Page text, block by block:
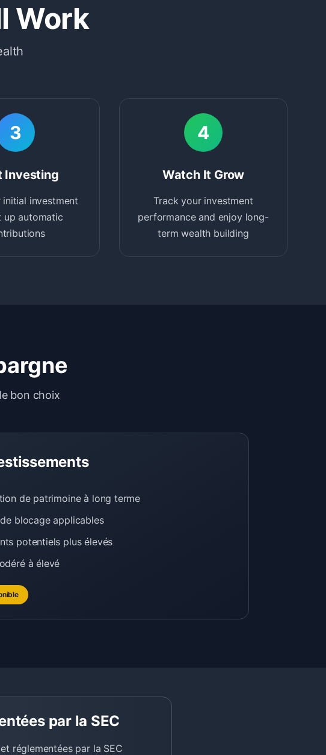
Work
3
Investing
initial investment
up automatic
4
Watch It Grow
Track your investment
performance and enjoy long-
term wealth building
bon choix
de patrimoine à long terme
blocage applicables
potentiels plus élevés
à élevé
par la SEC
réglementées par la SEC